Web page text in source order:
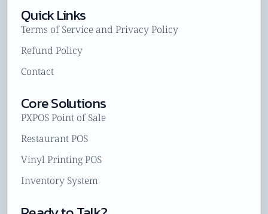
Quick Links
Terms of Service and Privacy Policy
Refund Policy
Contact
Core Solutions
PXPOS Point of Sale
Restaurant POS
Vinyl Printing POS
Inventory System